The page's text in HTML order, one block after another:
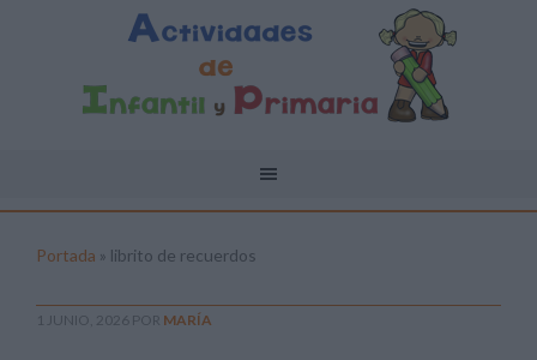
Portada » librito de recuerdos
1 JUNIO, 2026 POR MARÍA